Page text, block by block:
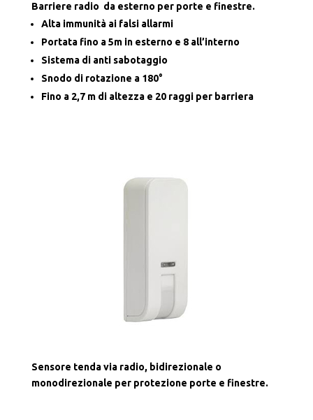
Barriere radio da esterno per porte e finestre.
Alta immunità ai falsi allarmi
Portata fino a 5m in esterno e 8 all’interno
Sistema di anti sabotaggio
Snodo di rotazione a 180°
Fino a 2,7 m di altezza e 20 raggi per barriera
Sensore tenda via radio, bidirezionale o
monodirezionale per protezione porte e finestre.